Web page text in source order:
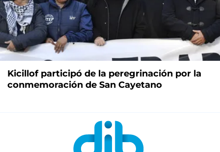
Kicillof participó de la peregrinación por la
conmemoración de San Cayetano